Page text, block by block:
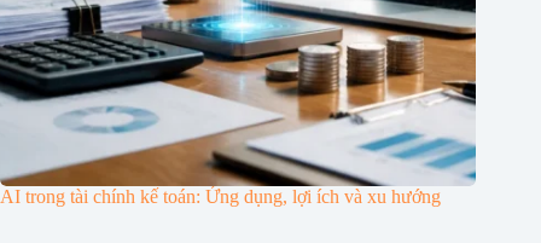
AI trong tài chính kế toán: Ứng dụng, lợi ích và xu hướng